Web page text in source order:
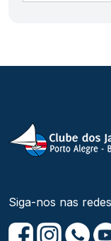
Siga-nos nas